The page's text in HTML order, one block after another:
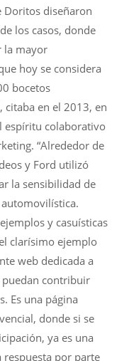
Doritos diseñaron
los casos, donde
la mayor
hoy se considera
bocetos
citaba en el 2013, en
espíritu colaborativo
“Alrededor de
y Ford utilizó
la sensibilidad de
y casuísticas
clarísimo ejemplo
web dedicada a
puedan contribuir
Es una página
donde si se
ya es una
respuesta por parte